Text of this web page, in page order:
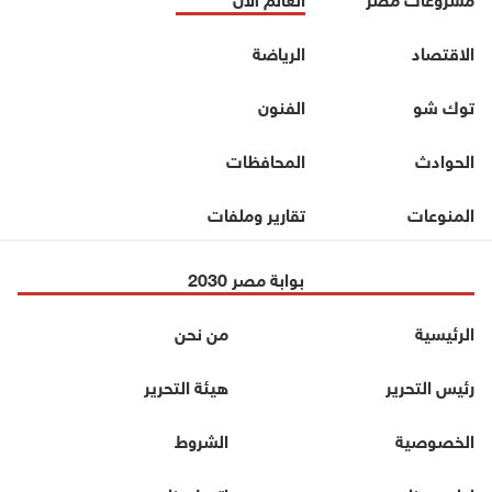
الاقتصاد
الرياضة
توك شو
الفنون
الحوادث
المحافظات
المنوعات
تقارير وملفات
بوابة مصر 2030
الرئيسية
من نحن
رئيس التحرير
هيئة التحرير
الخصوصية
الشروط